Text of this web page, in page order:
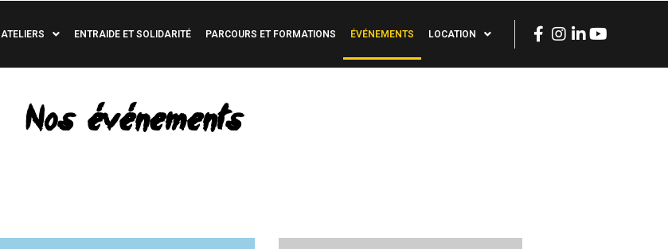
ATELIERS ENTRAIDE ET SOLIDARITÉ PARCOURS ET FORMATIONS ÉVÉNEMENTS LOCATION
Nos événements